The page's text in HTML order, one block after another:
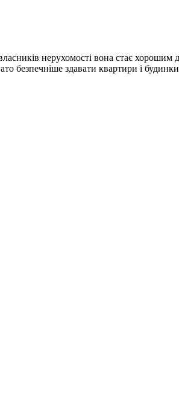
нерухомості вона стає хорошим
безпечніше здавати квартири і